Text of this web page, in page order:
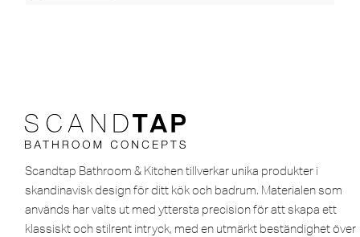
Scandtap Bathroom & Kitchen tillverkar unika produkter i
skandinavisk design för ditt kök och badrum. Materialen som
används har valts ut med yttersta precision för att skapa ett
klassiskt och stilrent intryck, med en utmärkt beständighet över